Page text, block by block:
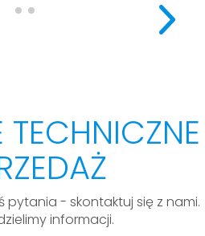
TECHNICZNE
pytania - skontaktuj się z nami.
informacji.